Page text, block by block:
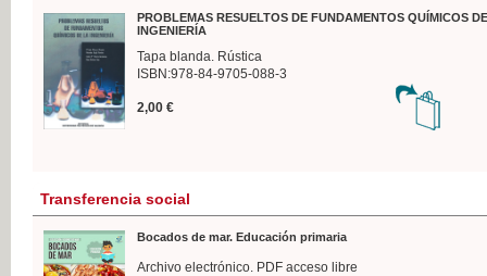
PROBLEMAS RESUELTOS DE FUNDAMENTOS QUÍMICOS
INGENIERÍA
Tapa blanda. Rústica
ISBN:978-84-9705-088-3
2,00 €
Transferencia social
Bocados de mar. Educación primaria
Archivo electrónico. PDF acceso libre